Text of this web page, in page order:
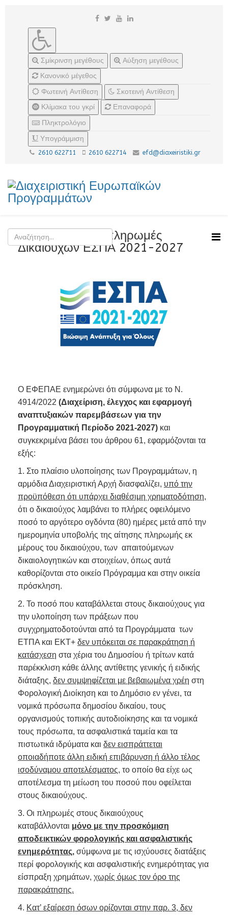
Σμίκρινση μεγέθους
Αύξηση μεγέθους
Κανονικό μέγεθος
Φωτεινή Αντίθεση
Σκοτεινή Αντίθεση
Κλίμακα του γκρί
Επαναφορά
Πληκτρολόγιο
Υπογράμμιση
2610 622711 2610 622714 efd@diaxeiristiki.gr
Ενημέρωση για πληρωμές
Δικαιούχων ΕΣΠΑ 2021-2027
Ο ΕΦΕΠΑΕ ενημερώνει ότι σύμφωνα με το Ν.
4914/2022 (Διαχείριση, έλεγχος και εφαρμογή
αναπτυξιακών παρεμβάσεων για την
Προγραμματική Περίοδο 2021-2027) και
συγκεκριμένα βάσει του άρθρου 61, εφαρμόζονται τα
εξής:
1. Στο πλαίσιο υλοποίησης των Προγραμμάτων, η
αρμόδια Διαχειριστική Αρχή διασφαλίζει, υπό την
προϋπόθεση ότι υπάρχει διαθέσιμη χρηματοδότηση,
ότι ο δικαιούχος λαμβάνει το πλήρες οφειλόμενο
ποσό το αργότερο ογδόντα (80) ημέρες μετά από την
ημερομηνία υποβολής της αίτησης πληρωμής εκ
μέρους του δικαιούχου, των απαιτούμενων
δικαιολογητικών και στοιχείων, όπως αυτά
καθορίζονται στο οικείο Πρόγραμμα και στην οικεία
πρόσκληση.
2. Το ποσό που καταβάλλεται στους δικαιούχους για
την υλοποίηση των πράξεων που
συγχρηματοδοτούνται από τα Προγράμματα των
ΕΤΠΑ και ΕΚΤ+ δεν υπόκειται σε παρακράτηση ή
κατάσχεση στα χέρια του Δημοσίου ή τρίτων κατά
παρέκκλιση κάθε άλλης αντίθετης γενικής ή ειδικής
διάταξης, δεν συμψηφίζεται με βεβαιωμένα χρέη στη
Φορολογική Διοίκηση και το Δημόσιο εν γένει, τα
νομικά πρόσωπα δημοσίου δικαίου, τους
οργανισμούς τοπικής αυτοδιοίκησης και τα νομικά
τους πρόσωπα, τα ασφαλιστικά ταμεία και τα
πιστωτικά ιδρύματα και δεν εισπράττεται
οποιαδήποτε άλλη ειδική επιβάρυνση ή άλλο τέλος
ισοδύναμου αποτελέσματος, το οποίο θα είχε ως
αποτέλεσμα τη μείωση του ποσού που οφείλεται
στους δικαιούχους.
3. Οι πληρωμές στους δικαιούχους
καταβάλλονται μόνο με την προσκόμιση
αποδεικτικών φορολογικής και ασφαλιστικής
ενημερότητας, σύμφωνα με τις ισχύουσες διατάξεις
περί φορολογικής και ασφαλιστικής ενημερότητας για
είσπραξη χρημάτων, χωρίς όμως τον όρο της
παρακράτησης.
4. Κατ’ εξαίρεση όσων ορίζονται στην παρ. 3, δεν